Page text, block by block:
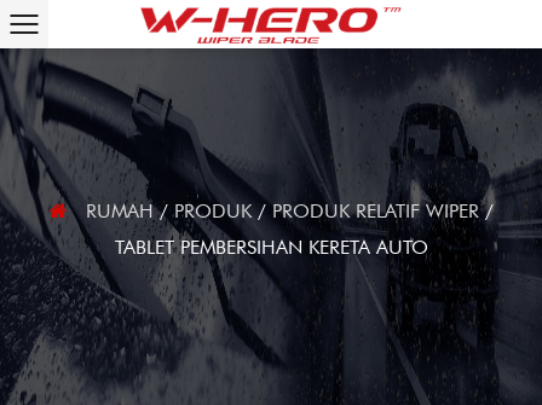
RUMAH/PRODUK/PRODUK RELATIF WIPER/
TABLET PEMBERSIHAN KERETA AUTO